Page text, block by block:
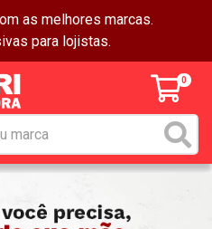
as melhores marcas.
para lojistas.
0